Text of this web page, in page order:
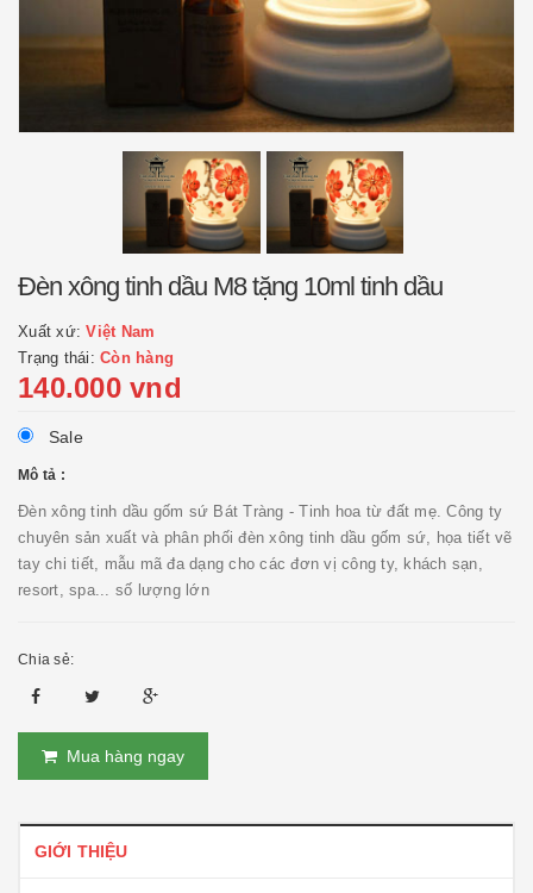
Đèn xông tinh dầu M8 tặng 10ml tinh dầu
Xuất xứ:Việt Nam
Trạng thái: Còn hàng
140.000 vnd
Sale
Mô tả :
Đèn xông tinh dầu gốm sứ Bát Tràng - Tinh hoa từ đất mẹ. Công ty
chuyên sản xuất và phân phối đèn xông tinh dầu gốm sứ, họa tiết vẽ
tay chi tiết, mẫu mã đa dạng cho các đơn vị công ty, khách sạn,
resort, spa... số lượng lớn
Chia sẻ:
Mua hàng ngay
GIỚI THIỆU